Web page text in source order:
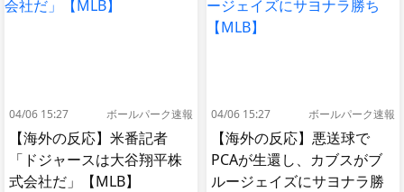
04/06 15:27 ボールパーク速報
【海外の反応】米番記者
「ドジャースは大谷翔平株
式会社だ」【MLB】
04/06 15:27 ボールパーク速報
【海外の反応】悪送球で
PCAが生還し、カブスがブ
ルージェイズにサヨナラ勝